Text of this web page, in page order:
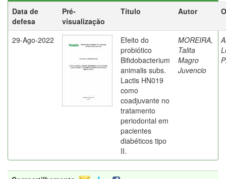
Data de
defesa
Pré-
visualização
Título Autor
29-Ago-2022
Efeito do
probiótico
Bifidobacterium
animalis subs.
Lactis HN019
como
coadjuvante no
tratamento
periodontal em
pacientes
diabéticos tipo
II.
MOREIRA,
Talita
Magro
Juvencio